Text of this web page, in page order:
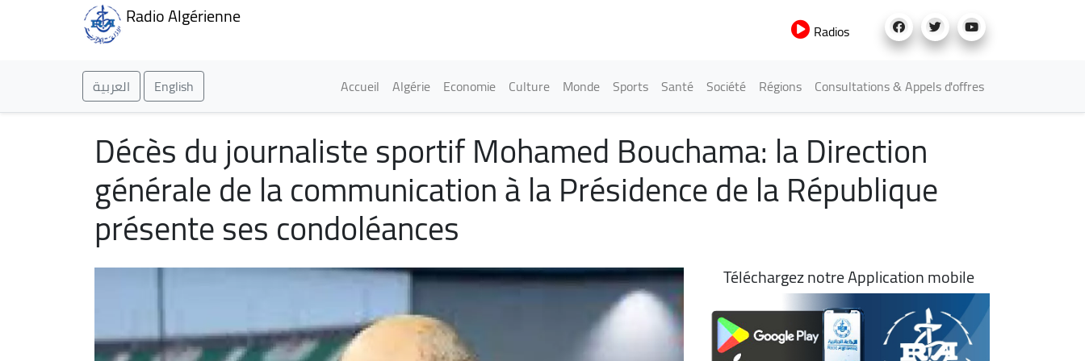
Radio Algérienne
Radios
العربية English Main navigation
Accueil Algérie Economie Culture Monde Sports Santé Société Régions Consultations & Appels d'offres
Décès du journaliste sportif Mohamed Bouchama: la Direction
générale de la communication à la Présidence de la République
présente ses condoléances
Téléchargez notre Application mobile